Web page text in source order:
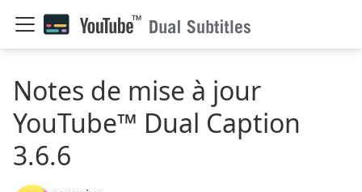
Notes de mise à jour
YouTube™ Dual Caption
3.6.6